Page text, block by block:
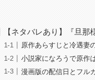
【ネタバレあり】『旦
原作あらすじと冷遇妻
小説家になろうで原作
漫画版の配信日とフル